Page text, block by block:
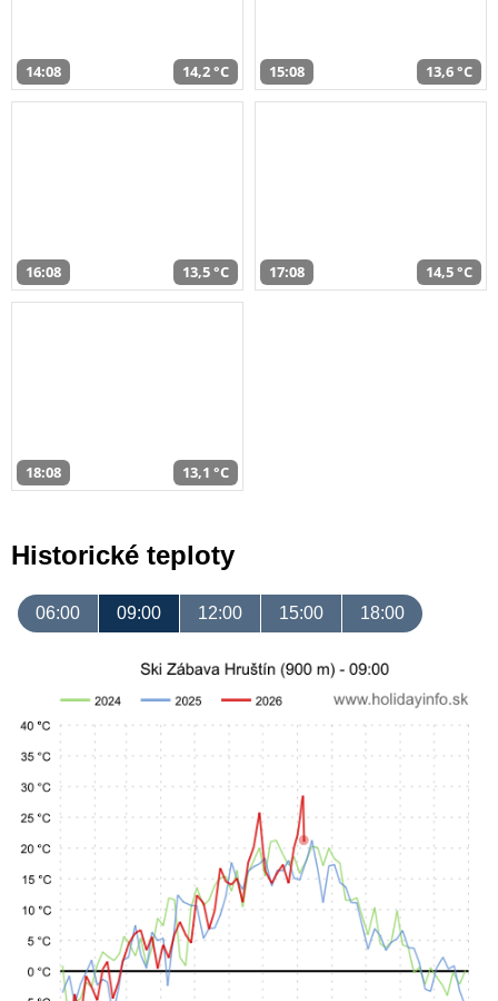
14:08 14,2 °C 15:08 13,6 °C
16:08 13,5 °C 17:08 14,5 °C
18:08 13,1 °C
Historické teploty
06:00 09:00 12:00 15:00 18:00